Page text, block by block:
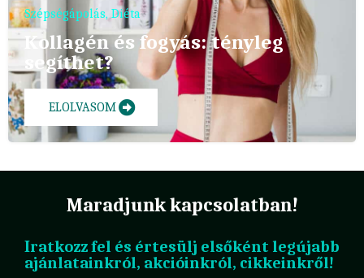
Szépségápolás, Diéta
Kollagén és fogyás: tényleg
segíthet?
ELOLVASOM
Maradjunk kapcsolatban!
Iratkozz fel és értesülj elsőként legújabb
ajánlatainkról, akcióinkról, cikkeinkről!